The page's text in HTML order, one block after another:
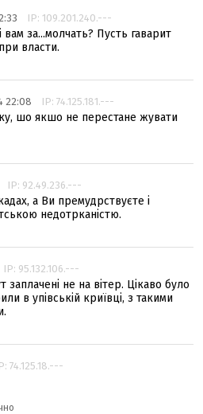
IP: 109.201.240.---
за...молчать? Пусть гаварит
власти.
22:08 IP: 74.125.181.---
шо якшо не перестане жувати
IP: 92.49.236.---
а Ви премудрствуєте і
недотрканістю.
IP: 95.132.106.---
не на вітер. Цікаво було
в упівській криївці, з такими
74.125.18.---